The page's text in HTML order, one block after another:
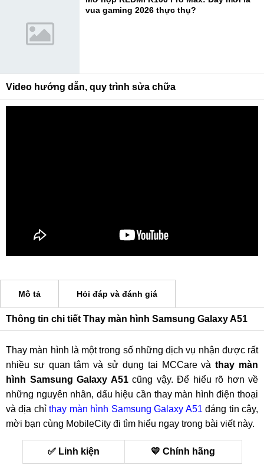
vua gaming 2026 thực thụ?
Video hướng dẫn, quy trình sửa chữa
Mô tả Hỏi đáp và đánh giá
Thông tin chi tiết Thay màn hình Samsung Galaxy A51
Thay màn hình là một trong số những dịch vụ nhận được rất
nhiều sự quan tâm và sử dụng tại MCCare vàthay màn
hình Samsung Galaxy A51cũng vậy. Để hiểu rõ hơn về
những nguyên nhân, dấu hiệu cần thay màn hình điện thoại
và địa chỉthay màn hình Samsung Galaxy A51 đáng tin cậy,
mời bạn cùng MobileCity đi tìm hiểu ngay trong bài viết này.
✅ Linh kiện 💛 Chính hãng